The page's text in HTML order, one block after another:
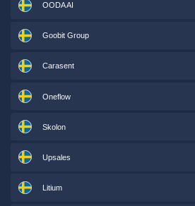
OODA AI
Goobit Group
Carasent
Oneflow
Skolon
Upsales
Litium